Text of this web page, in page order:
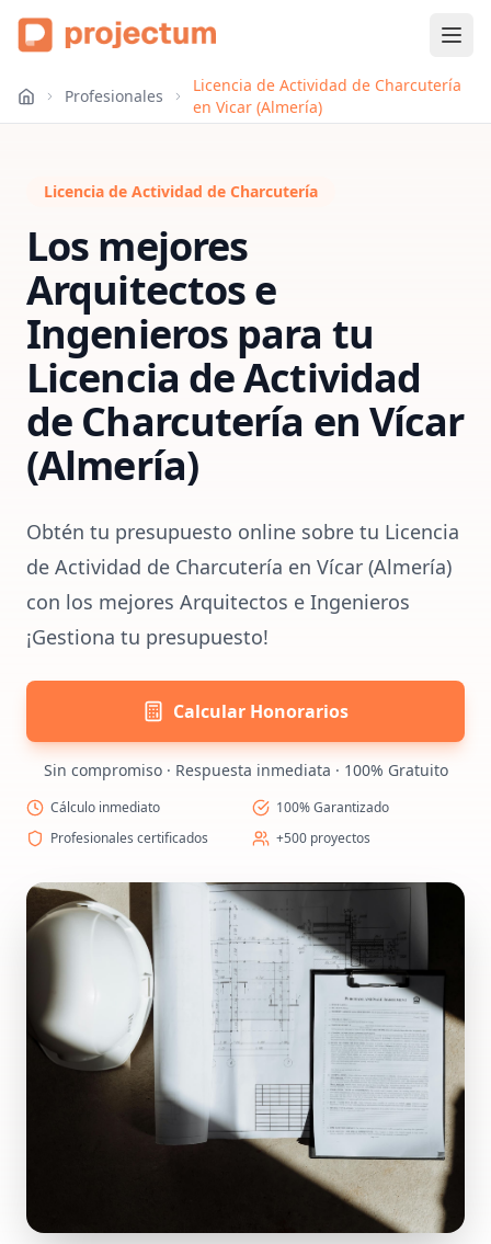
Profesionales
Licencia de Actividad de Charcutería
en Vicar (Almería)
Licencia de Actividad de Charcutería
Los mejores
Arquitectos e
Ingenieros para tu
Licencia de Actividad
de Charcutería en Vícar
(Almería)
Obtén tu presupuesto online sobre tu Licencia
de Actividad de Charcutería en Vícar (Almería)
con los mejores Arquitectos e Ingenieros
¡Gestiona tu presupuesto!
Calcular Honorarios
Sin compromiso · Respuesta inmediata · 100% Gratuito
Cálculo inmediato
100% Garantizado
Profesionales certificados
+500 proyectos